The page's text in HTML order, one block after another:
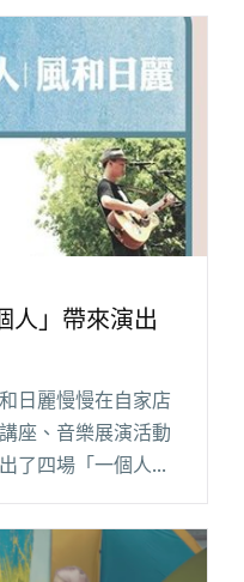
經典劇作《馬克
象體操新歌〈女
郭佩萱合作奇幻風"
人」帶來演出
日麗慢慢在自家店
座、音樂展演活動
了四場「一個人」
煙圈樂團阿更、黃
溫暖獻聲。 因應這
自閱讀全文 "八月